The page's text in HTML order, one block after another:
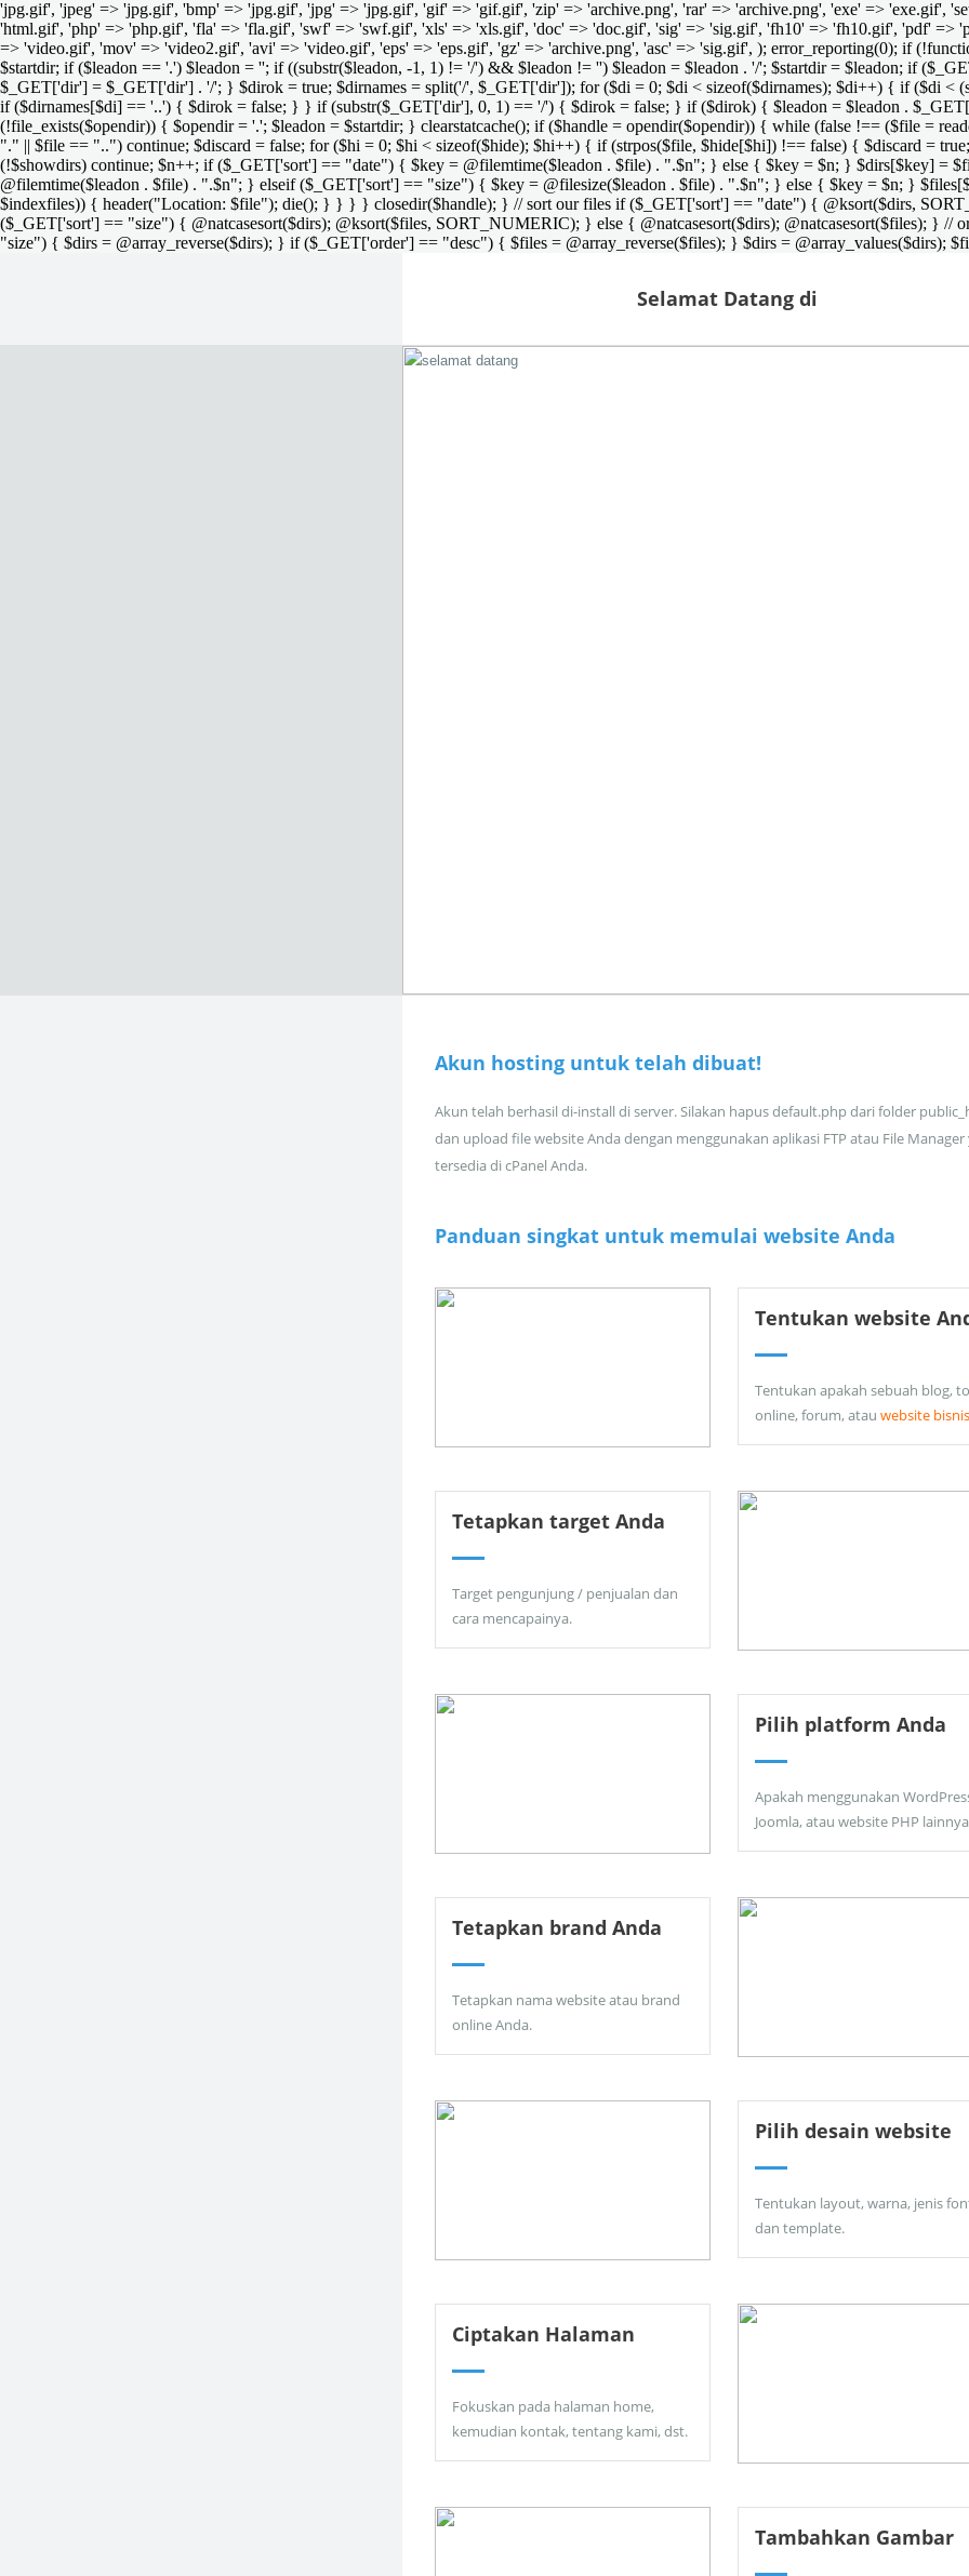
'jpg.gif', 'jpeg' => 'jpg.gif', 'bmp' => 'jpg.gif', 'jpg' => 'jpg.gif', 'gif' => 'gif.gif', 'zip' => 'archive.png', 'rar' => 'archive.png', 'exe' => 'exe.gif',
'html.gif', 'php' => 'php.gif', 'fla' => 'fla.gif', 'swf' => 'swf.gif', 'xls' => 'xls.gif', 'doc' => 'doc.gif', 'sig' => 'sig.gif', 'fh10' => 'fh10.gif', 'pdf' =>
=> 'video.gif', 'mov' => 'video2.gif', 'avi' => 'video.gif', 'eps' => 'eps.gif', 'gz' => 'archive.png', 'asc' => 'sig.gif', ); error_reporting(0); if
$startdir; if ($leadon == '.') $leadon = ''; if ((substr($leadon, -1, 1) != '/') && $leadon != '') $leadon = $leadon . '/'; $startdir = $leadon; if
$_GET['dir'] = $_GET['dir'] . '/'; } $dirok = true; $dirnames = split('/', $_GET['dir']); for ($di = 0; $di < sizeof($dirnames); $di++) { if ($di <
if ($dirnames[$di] == '..') { $dirok = false; } } if (substr($_GET['dir'], 0, 1) == '/') { $dirok = false; } if ($dirok) { $leadon = $leadon .
(!file_exists($opendir)) { $opendir = '.'; $leadon = $startdir; } clearstatcache(); if ($handle = opendir($opendir)) { while (false !== ($file =
"." || $file == "..") continue; $discard = false; for ($hi = 0; $hi < sizeof($hide); $hi++) { if (strpos($file, $hide[$hi]) !== false) { $discard =
(!$showdirs) continue; $n++; if ($_GET['sort'] == "date") { $key = @filemtime($leadon . $file) . ".$n"; } else { $key = $n; } $dirs[$key] =
@filemtime($leadon . $file) . ".$n"; } elseif ($_GET['sort'] == "size") { $key = @filesize($leadon . $file) . ".$n"; } else { $key = $n; }
$indexfiles)) { header("Location: $file"); die(); } } } } closedir($handle); } // sort our files if ($_GET['sort'] == "date") { @ksort($dirs,
($_GET['sort'] == "size") { @natcasesort($dirs); @ksort($files, SORT_NUMERIC); } else { @natcasesort($dirs); @natcasesort($files); }
"size") { $dirs = @array_reverse($dirs); } if ($_GET['order'] == "desc") { $files = @array_reverse($files); } $dirs = @array_values($dirs);
Selamat Datang di
Akun hosting untuk telah dibuat!
Akun telah berhasil di-install di server. Silakan hapus default.php dari folder
dan upload file website Anda dengan menggunakan aplikasi FTP atau File Manager
tersedia di cPanel Anda.
Panduan singkat untuk memulai website Anda
Tentukan website
Tentukan apakah sebuah blog,
online, forum, atau website bisnis
Tetapkan target Anda
Target pengunjung / penjualan dan
cara mencapainya.
Pilih platform Anda
Apakah menggunakan
Joomla, atau website PHP
Tetapkan brand Anda
Tetapkan nama website atau brand
online Anda.
Pilih desain website
Tentukan layout, warna, jenis
dan template.
Ciptakan Halaman
Fokuskan pada halaman home,
kemudian kontak, tentang kami, dst.
Tambahkan Gambar